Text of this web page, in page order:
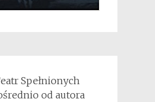
Spełnionych
od autora